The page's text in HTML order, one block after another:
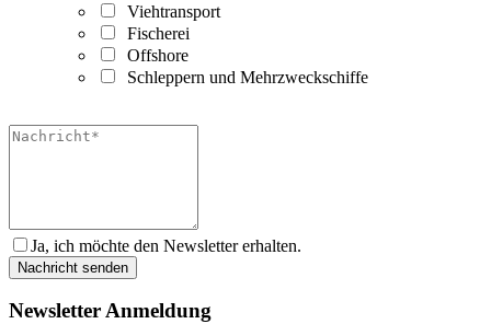
Viehtransport
Fischerei
Offshore
Schleppern und Mehrzweckschiffe
Ja, ich möchte den Newsletter erhalten.
Newsletter Anmeldung